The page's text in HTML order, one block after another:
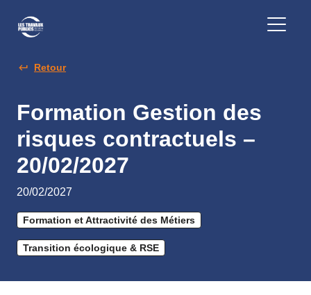
Retour
Formation Gestion des
risques contractuels –
20/02/2027
20/02/2027
Formation et Attractivité des Métiers
Transition écologique & RSE